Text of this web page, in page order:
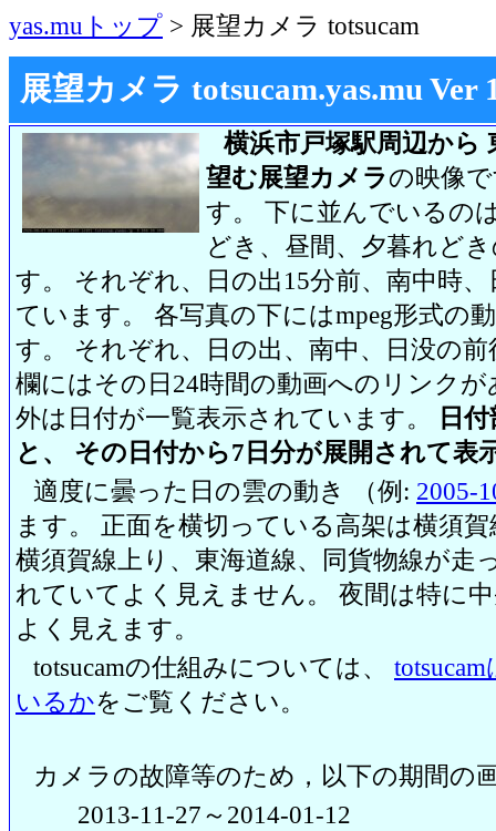
yas.muトップ > 展望カメラ totsucam
展望カメラ totsucam.yas.mu Ver
横浜市戸塚駅周辺から
望む展望カメラの映像
す。 下に並んでいるの
どき、昼間、夕暮れど
す。 それぞれ、日の出15分前、南中時
ています。 各写真の下にはmpeg形式の
す。 それぞれ、日の出、南中、日没の
欄にはその日24時間の動画へのリンク
外は日付が一覧表示されています。
日
と、 その日付から7日分が展開されて表
適度に曇った日の雲の動き （例: 2005-
ます。 正面を横切っている高架は横須
横須賀線上り、東海道線、同貨物線が走
れていてよく見えません。 夜間は特に
よく見えます。
totsucamの仕組みについては、
いるかをご覧ください。
カメラの故障等のため，以下の期間の
2013-11-27～2014-01-12